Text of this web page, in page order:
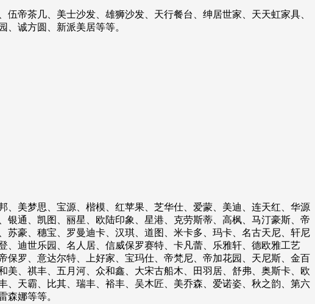
帝茶几、美士沙发、雄狮沙发、天行餐台、绅居世家、天天虹家具、
诚方圆、新派美居等等。
美梦思、宝源、楷模、红苹果、芝华仕、爱蒙、美迪、连天红、华源
通、凯图、丽星、欧陆印象、星港、克劳斯蒂、高枫、马汀豪斯、帝
豪、穗宝、罗曼迪卡、汉琪、道图、米卡多、玛卡、名古天尼、轩尼
迪世乐园、名人居、信威保罗赛特、卡凡蕾、乐雅轩、德欧雅工艺
罗、意达尔特、上好家、宝玛仕、帝梵尼、帝加花园、天尼斯、金百
、祺丰、五月河、众和鑫、大宋古船木、田羽居、舒弗、奥斯卡、欧
天霸、比其、瑞丰、裕丰、吴木匠、美乔森、爱诺姿、秋之韵、第六
森娜等等。